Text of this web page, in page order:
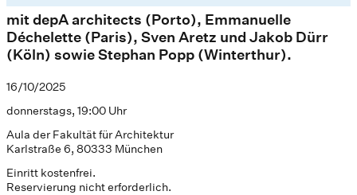
mit depA architects (Porto), Emmanuelle
Déchelette (Paris), Sven Aretz und Jakob Dürr
(Köln) sowie Stephan Popp (Winterthur).
16/10/2025
donnerstags, 19:00 Uhr
Aula der Fakultät für Architektur
Karlstraße 6, 80333 München
Einritt kostenfrei.
Reservierung nicht erforderlich.